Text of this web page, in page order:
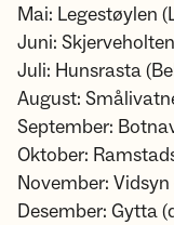
Mai: Legestøylen
Juni:
Juli: Hunsrasta
August:
September:
Oktober:
November:
Desember: Gytta